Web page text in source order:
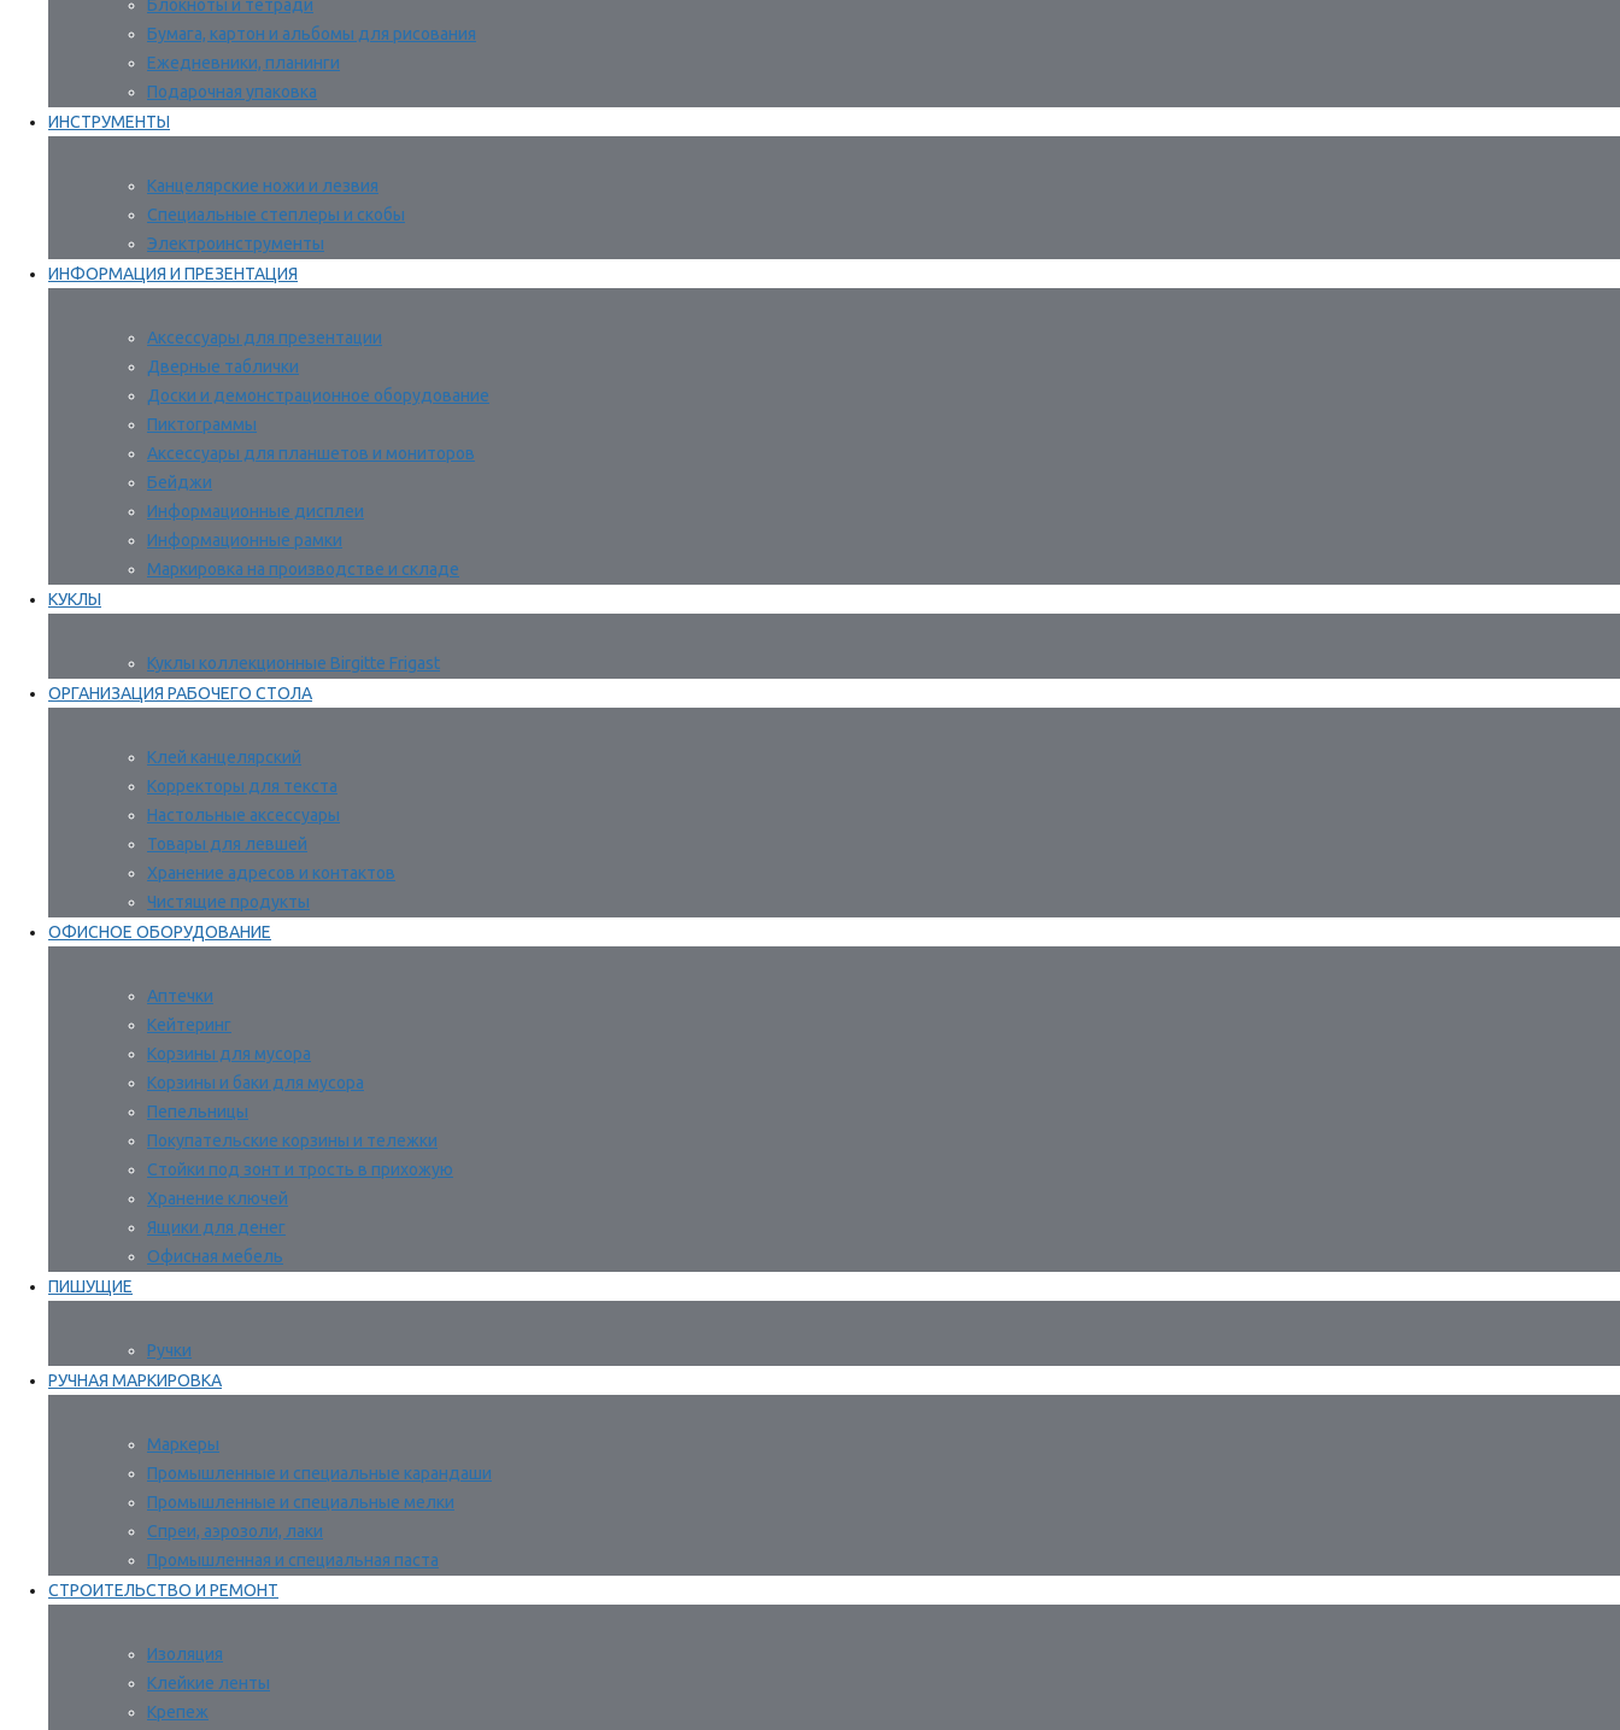
Блокноты и тетради
Бумага, картон и альбомы для рисования
Ежедневники, планинги
Подарочная упаковка
ИНСТРУМЕНТЫ
Канцелярские ножи и лезвия
Специальные степлеры и скобы
Электроинструменты
ИНФОРМАЦИЯ И ПРЕЗЕНТАЦИЯ
Аксессуары для презентации
Дверные таблички
Доски и демонстрационное оборудование
Пиктограммы
Аксессуары для планшетов и мониторов
Бейджи
Информационные дисплеи
Информационные рамки
Маркировка на производстве и складе
КУКЛЫ
Куклы коллекционные Birgitte Frigast
ОРГАНИЗАЦИЯ РАБОЧЕГО СТОЛА
Клей канцелярский
Корректоры для текста
Настольные аксессуары
Товары для левшей
Хранение адресов и контактов
Чистящие продукты
ОФИСНОЕ ОБОРУДОВАНИЕ
Аптечки
Кейтеринг
Корзины для мусора
Корзины и баки для мусора
Пепельницы
Покупательские корзины и тележки
Стойки под зонт и трость в прихожую
Хранение ключей
Ящики для денег
Офисная мебель
ПИШУЩИЕ
Ручки
РУЧНАЯ МАРКИРОВКА
Маркеры
Промышленные и специальные карандаши
Промышленные и специальные мелки
Спреи, аэрозоли, лаки
Промышленная и специальная паста
СТРОИТЕЛЬСТВО И РЕМОНТ
Изоляция
Клейкие ленты
Крепеж